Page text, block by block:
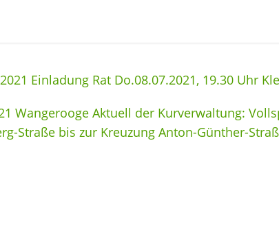
Einladung Rat Do.08.07.2021, 19.30 Uhr
Wangerooge Aktuell der Kurverwaltung:
Straße bis zur Kreuzung Anton-Günther-